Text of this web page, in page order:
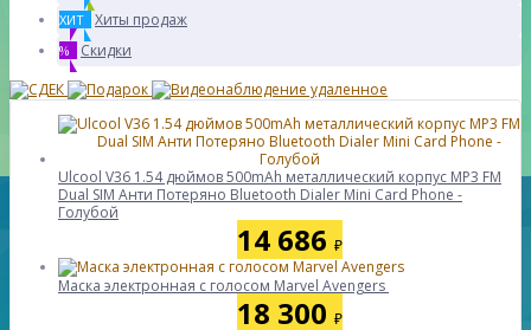
ХИТ Хиты продаж
% Скидки
Ulcool V36 1.54 дюймов 500mAh металлический корпус MP3 FM
Dual SIM Анти Потеряно Bluetooth Dialer Mini Card Phone -
Голубой
14 686 ₽
Маска электронная с голосом Marvel Avengers
18 300 ₽